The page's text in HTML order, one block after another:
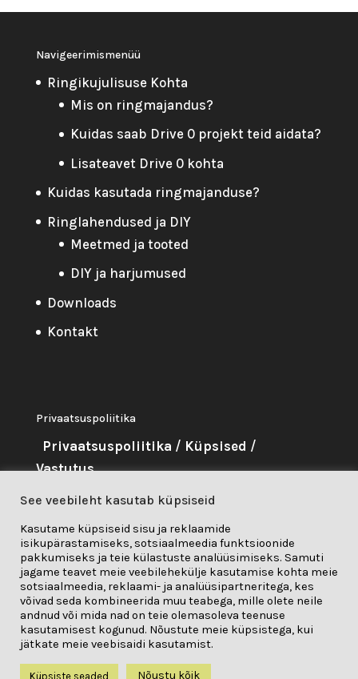
Navigeerimismenüü
Ringikujulisuse Kohta
Mis on ringmajandus?
Kuidas saab Drive 0 projekt teid aidata?
Lisateavet Drive 0 kohta
Kuidas kasutada ringmajanduse?
Ringlahendused ja DIY
Meetmed ja tooted
DIY ja harjumused
Downloads
Kontakt
Privaatsuspoliitika
Privaatsuspoliitika / Küpsised /
Vastutus
Seda projekti on rahastanud
Euroopa Liidu teadus- ja
innovatsiooniprogramm "Horisont
2020" toetuslepingu nr 841850 alusel.
See veebileht kasutab küpsiseid
Kasutame küpsiseid sisu ja reklaamide
isikupärastamiseks, sotsiaalmeedia funktsioonide
pakkumiseks ja teie külastuste analüüsimiseks. Samuti
jagame teavet meie veebilehekülje kasutamise kohta meie
sotsiaalmeedia, reklaami- ja analüüsipartneritega, kes
võivad seda kombineerida muu teabega, mille olete neile
andnud või mida nad on teie olemasoleva teenuse
kasutamisest kogunud. Nõustute meie küpsistega, kui
jätkate meie veebisaidi kasutamist.
Küpsiste seaded Nõustu kõik